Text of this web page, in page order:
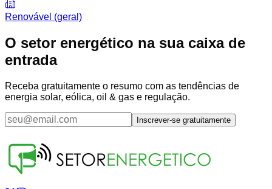
Renovável (geral)
O setor energético na sua caixa de
entrada
Receba gratuitamente o resumo com as tendências de
energia solar, eólica, oil & gas e regulação.
Inscrever-se gratuitamente